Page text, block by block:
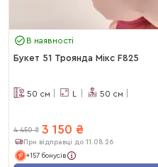
В наявності
Букет 51 Троянда Мікс F825
50 см L 50 см
4 450 ₴ 3 150 ₴
При відправці до 11.08.26
+157 бонусів